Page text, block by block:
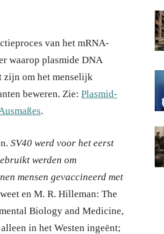
van het mRNA-
waarop plasmide DNA
zijn om het menselijk
beweren. Zie: Plasmid-
.
SV40 werd voor het eerst
werden om
mensen gevaccineerd met
en M. R. Hilleman: The
Biology and Medicine,
in het Westen ingeënt;